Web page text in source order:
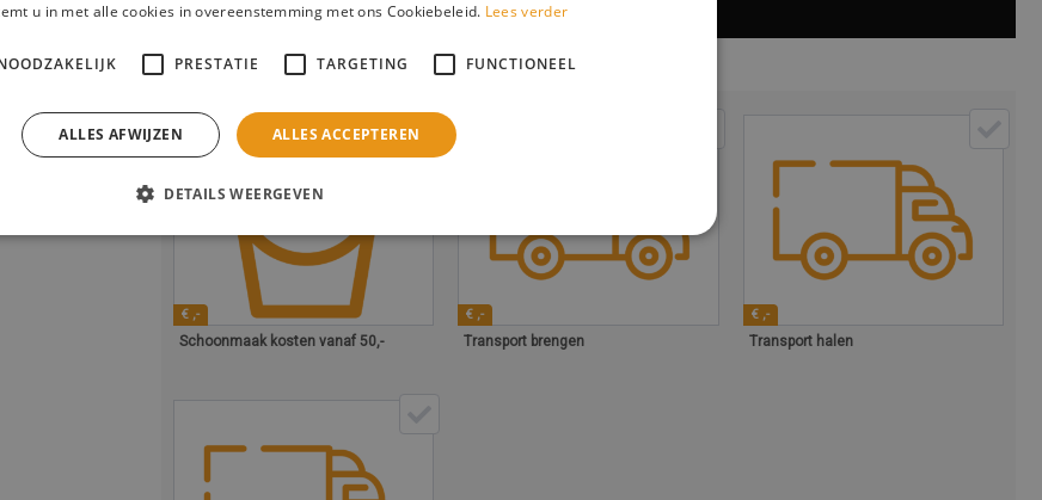
Opties
€ ,-
Schoonmaak kosten vanaf 50,-
€ ,-
Transport brengen
€ ,-
Transport halen
u in met alle cookies in overeenstemming met ons Cookiebeleid. Lees verder
PRESTATIE TARGETING FUNCTIONEEL
ALLES ACCEPTEREN
ALLES AFWIJZEN
DETAILS WEERGEVEN